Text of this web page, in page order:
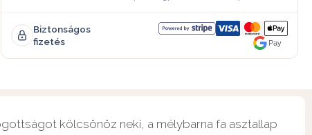
Biztonságos
fizetés
Pay
kölcsönöz neki, a mélybarna fa asztallap